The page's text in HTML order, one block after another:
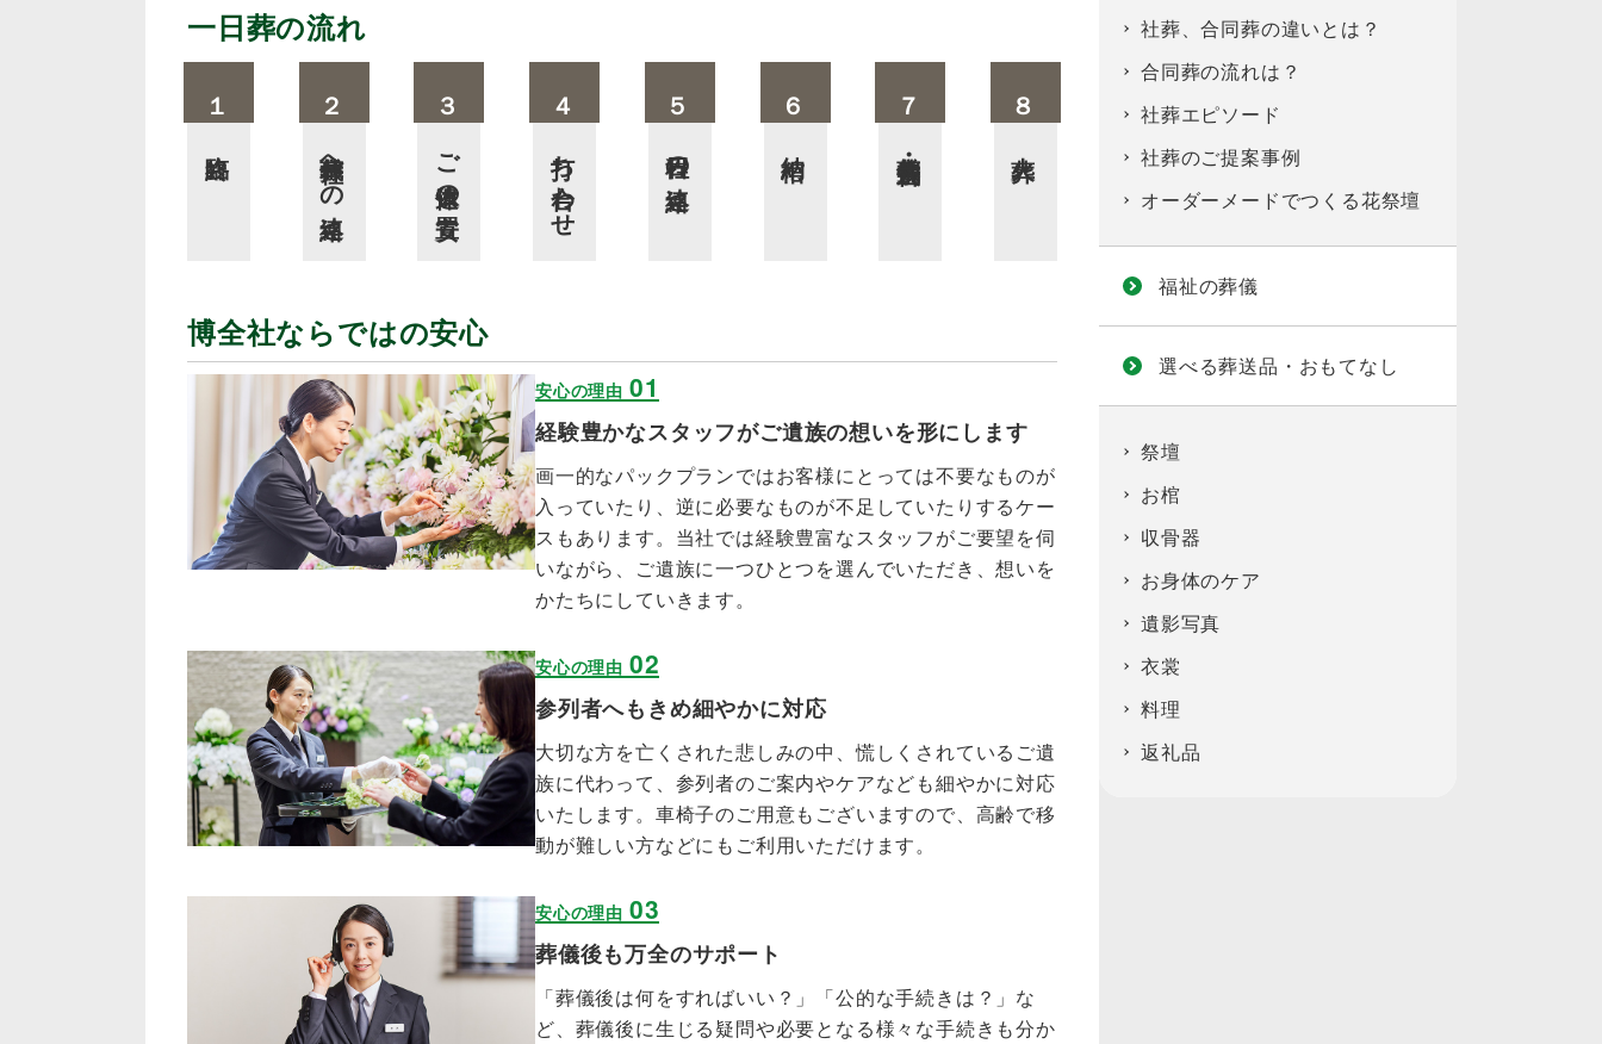
一日葬の流れ
葬儀社への連絡 ご遺体の安置 打ち合わせ 日程の連絡
博全社ならではの安心
安心の理由 01
経験豊かなスタッフがご遺族の想いを形にします
画一的なパックプランではお客様にとっては不要なものが
入っていたり、逆に必要なものが不足していたりするケー
スもあります。当社では経験豊富なスタッフがご要望を伺
いながら、ご遺族に一つひとつを選んでいただき、想いを
かたちにしていきます。
安心の理由 02
参列者へもきめ細やかに対応
大切な方を亡くされた悲しみの中、慌しくされているご遺
族に代わって、参列者のご案内やケアなども細やかに対応
いたします。車椅子のご用意もございますので、高齢で移
動が難しい方などにもご利用いただけます。
安心の理由 03
葬儀後も万全のサポート
「葬儀後は何をすればいい？」「公的な手続きは？」な
ど、葬儀後に生じる疑問や必要となる様々な手続きも分か
社葬、合同葬の違いとは？
合同葬の流れは？
社葬エピソード
社葬のご提案事例
オーダーメードでつくる花祭壇
福祉の葬儀
選べる葬送品・おもてなし
祭壇
お棺
収骨器
お身体のケア
遺影写真
衣裳
料理
返礼品